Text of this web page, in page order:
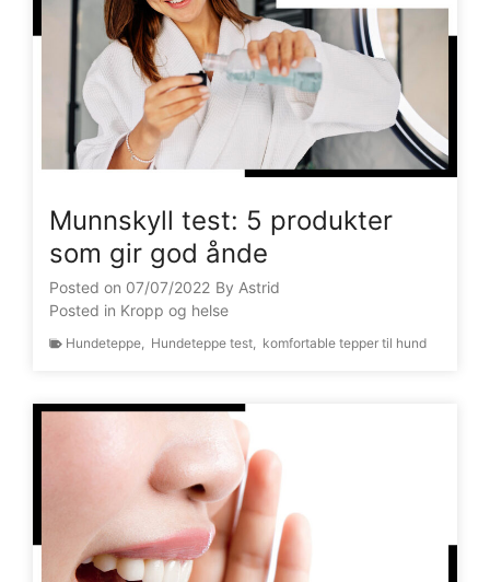
Munnskyll test: 5 produkter
som gir god ånde
Posted on 07/07/2022 By Astrid
Posted in Kropp og helse
Hundeteppe Hundeteppe test komfortable tepper til hund